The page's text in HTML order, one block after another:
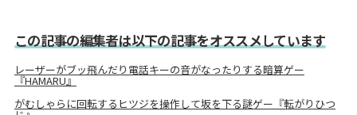
この記事の編集者は以下の記事をオススメしています
レーザーがブッ飛んだり電話キーの音がなったりする暗算ゲー
『HAMARU』
がむしゃらに回転するヒツジを操作して坂を下る謎ゲー『転がりひつ